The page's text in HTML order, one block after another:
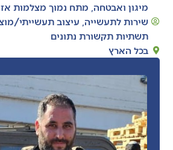
מיגון ואבטחה מתח נמוך מצלמות
שירות לתעשייה עיצוב תעשייתי/
תשתיות תקשורת נתונים
בכל הארץ